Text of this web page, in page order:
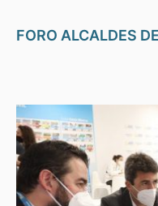
FORO ALCALDES